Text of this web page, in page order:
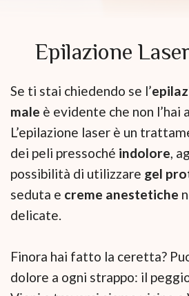
Epilazione
Se ti stai chiedendo se l’
male è evidente che non l’hai
L’epilazione laser è un
dei peli pressoché indolore ,
possibilità di utilizzare gel
seduta e creme anestetiche
delicate.
Finora hai fatto la ceretta?
dolore a ogni strappo: il